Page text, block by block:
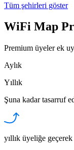
Tüm şehirleri göster
WiFi Map
Premium üyeler ek
Aylık
Yıllık
Şuna kadar tasarruf
yıllık üyeliğe geçerek